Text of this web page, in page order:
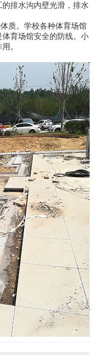
排水沟内壁光滑，排水
质。学校各种体育场馆
育场馆安全的防线。小
。